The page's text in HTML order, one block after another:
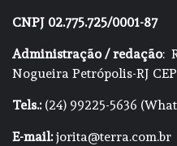
CNPJ 02.775.725/0001-87
Administração / redação:
Nogueira Petrópolis-RJ
Tels.:(24) 99225-5636
E-mail:jorita@terra.com.br